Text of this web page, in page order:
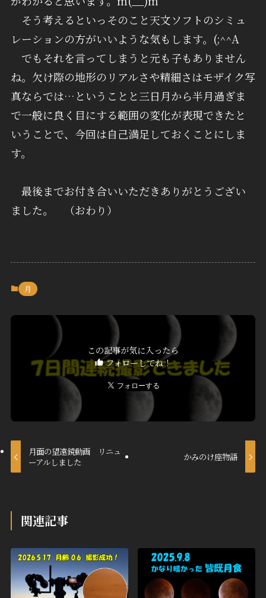
そう考えるといっそのこと天文ソフトのシミュ
レーションの方がいいような気もします。(;^^A
でもそれを言ってしまうと元も子もありません
ね。欠け際の地形のリアルさや精細さはモザイク写
真ならでは…ということと三日月から半月過ぎま
で一般に良く目にする範囲の変化が表現できたと
いうことで、今回は自己満足しておくことにしま
す。
最後までお付き合いいただきありがとうござい
ました。 （おわり）
月
この記事が気に入ったら
フォローしてね！
月面の望遠鏡動画 リニュ
ーアルしました
かみのけ座物語
関連記事